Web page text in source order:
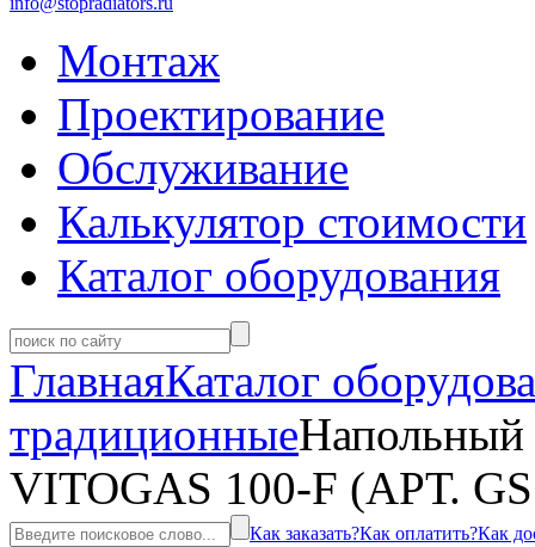
Монтаж
Проектирование
Обслуживание
Калькулятор стоимости
Каталог оборудования
ГлавнаяКаталог
традиционныеНапольный
VITOGAS 100-F (АРТ.
Как заказать?Как оплатить?Как